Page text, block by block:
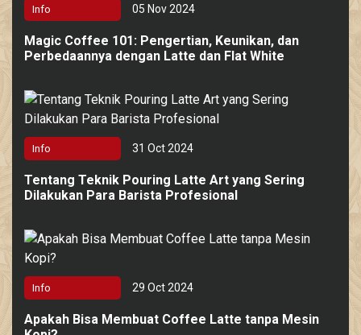
Info 05 Nov 2024
Magic Coffee 101: Pengertian, Keunikan, dan
Perbedaannya dengan Latte dan Flat White
Info 31 Oct 2024
Tentang Teknik Pouring Latte Art yang Sering
Dilakukan Para Barista Profesional
Info 29 Oct 2024
Apakah Bisa Membuat Coffee Latte tanpa Mesin